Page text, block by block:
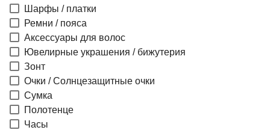
Шарфы / платки
Ремни / пояса
Аксессуары для волос
Ювелирные украшения / бижутерия
Зонт
Очки / Солнцезащитные очки
Сумка
Полотенце
Часы